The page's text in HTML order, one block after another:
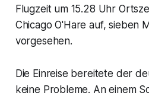
Flugzeit um 15.28 Uhr
Chicago O'Hare auf, sieben
vorgesehen.
Die Einreise bereitete der
keine Probleme. An einem